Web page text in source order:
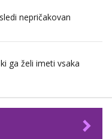
nepričakovan
ga želi imeti vsaka